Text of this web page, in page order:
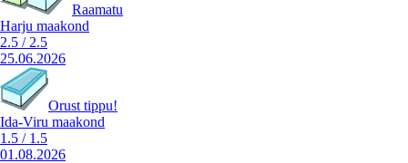
Raamatu
Harju maakond
2.5 / 2.5
25.06.2026
Orust tippu!
Ida-Viru maakond
1.5 / 1.5
01.08.2026